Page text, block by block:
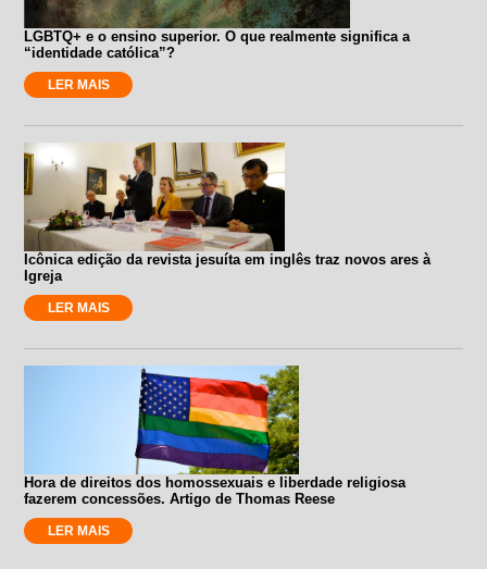
LGBTQ+ e o ensino superior. O que realmente significa a
“identidade católica”?
LER MAIS
Icônica edição da revista jesuíta em inglês traz novos ares à
Igreja
LER MAIS
Hora de direitos dos homossexuais e liberdade religiosa
fazerem concessões. Artigo de Thomas Reese
LER MAIS